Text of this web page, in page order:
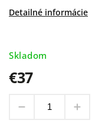
Detailné informácie
€37
Skladom